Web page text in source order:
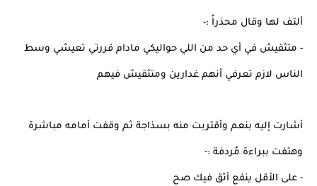
ألتف لها وقال محذراً :-
- متثقيش في أي حد من اللي حواليكي مادام قررتي تعيشي وسط
الناس لازم تعرفي أنهم غدارين ومتثقيش فيهم
أشارت إليه بنعم وأقتربت منه بسذاجة ثم وقفت أمامه مباشرة
وهتفت ببراءة مُردفة :-
- على الأقل ينفع أثق فيك صح